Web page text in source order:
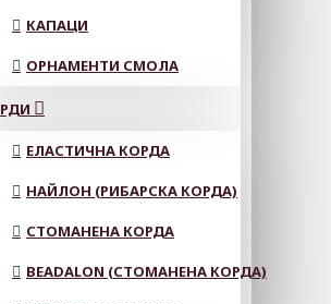
КАПАЦИ
ОРНАМЕНТИ СМОЛА
ЕЛАСТИЧНА КОРДА
НАЙЛОН (РИБАРСКА КОРДА)
СТОМАНЕНА КОРДА
BEADALON (СТОМАНЕНА КОРДА)